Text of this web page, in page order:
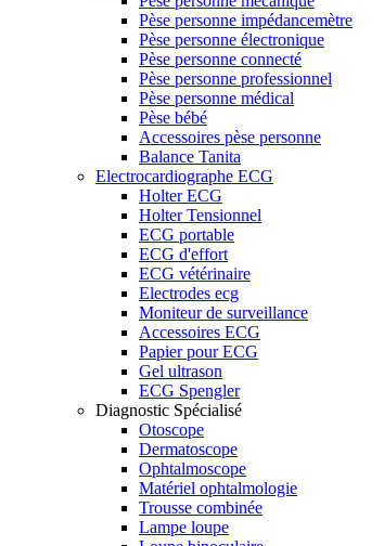
Pèse personne impédancemètre
Pèse personne électronique
Pèse personne connecté
Pèse personne professionnel
Pèse personne médical
Pèse bébé
Accessoires pèse personne
Balance Tanita
Electrocardiographe ECG
Holter ECG
Holter Tensionnel
ECG portable
ECG d'effort
ECG vétérinaire
Electrodes ecg
Moniteur de surveillance
Accessoires ECG
Papier pour ECG
Gel ultrason
ECG Spengler
Diagnostic Spécialisé
Otoscope
Dermatoscope
Ophtalmoscope
Matériel ophtalmologie
Trousse combinée
Lampe loupe